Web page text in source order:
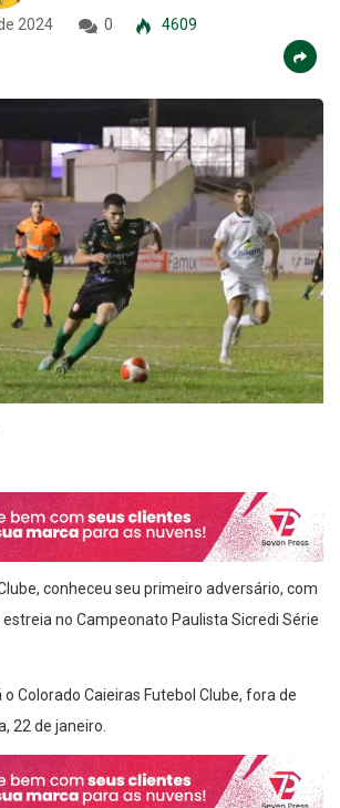
2024 0
4609
conheceu seu primeiro adversário, com
no Campeonato Paulista Sicredi Série
Colorado Caieiras Futebol Clube, fora de
22 de janeiro.